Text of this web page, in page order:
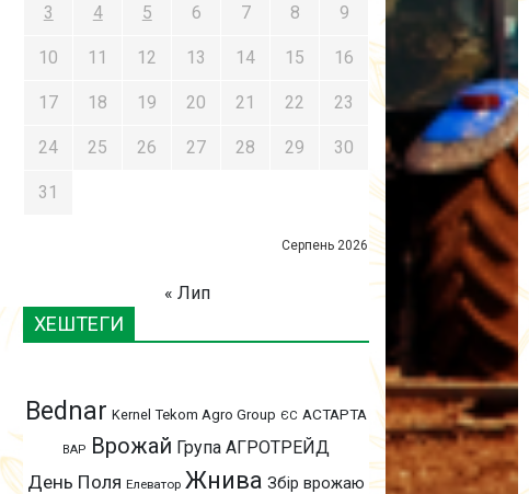
Серпень 2026
3 4 5 6 7 8 9
10 11 12 13 14 15 16
17 18 19 20 21 22 23
24 25 26 27 28 29 30
31
« Лип
ХЕШТЕГИ
Bednar Kernel Tekom Agro Group ЄС АСТАРТА
ВАР Врожай Група АГРОТРЕЙД
День Поля Елеватор Жнива Збір врожаю